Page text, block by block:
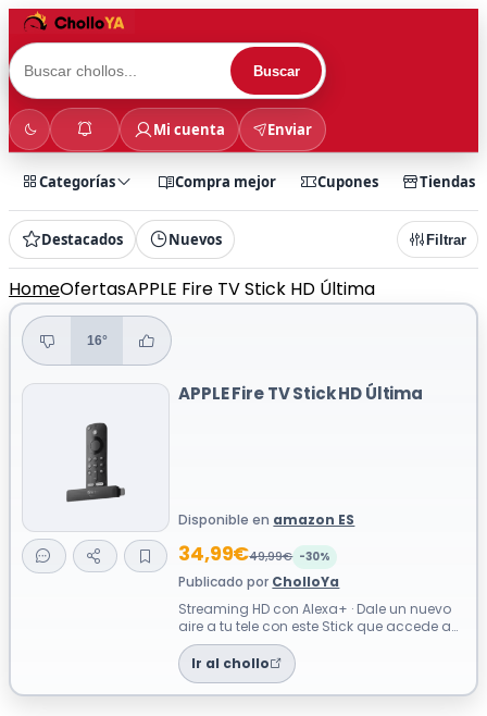
Buscar
Mi cuenta Enviar
Categorías Compra mejor Cupones Tiendas
Destacados Nuevos Filtrar
HomeOfertasAPPLE Fire TV Stick HD Última
16°
APPLE Fire TV Stick HD Última
Disponible en amazon ES
34,99€49,99€ -30%
Publicado por CholloYa
Streaming HD con Alexa+ · Dale un nuevo
aire a tu tele con este Stick que accede a
todas tus apps y canales gratis al...
Ir al chollo